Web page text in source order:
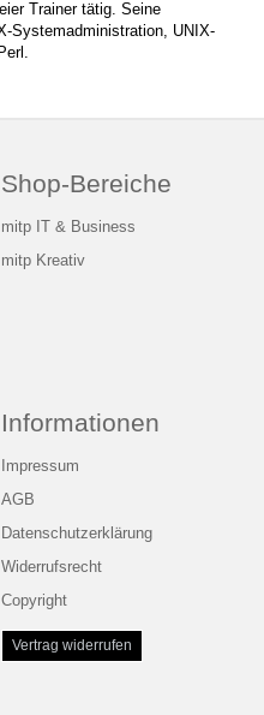
Trainer tätig. Seine
Systemadministration, UNIX-
Shop-Bereiche
mitp IT & Business
mitp Kreativ
Informationen
Impressum
AGB
Datenschutzerklärung
Widerrufsrecht
Copyright
Vertrag widerrufen